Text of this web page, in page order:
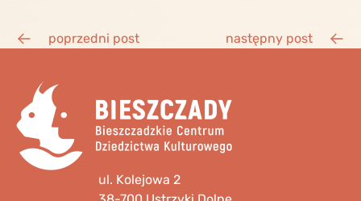
poprzedni post następny post
ul. Kolejowa 2